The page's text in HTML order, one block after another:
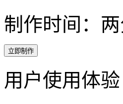
制作时间：
立即制作
用户使用体验